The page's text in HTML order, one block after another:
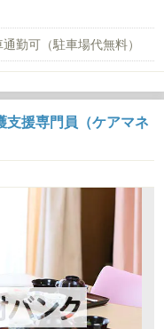
勤可（駐車場代無料）
支援専門員（ケアマネ